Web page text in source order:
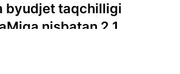
byudjet taqchilligi
nisbatan 2,1